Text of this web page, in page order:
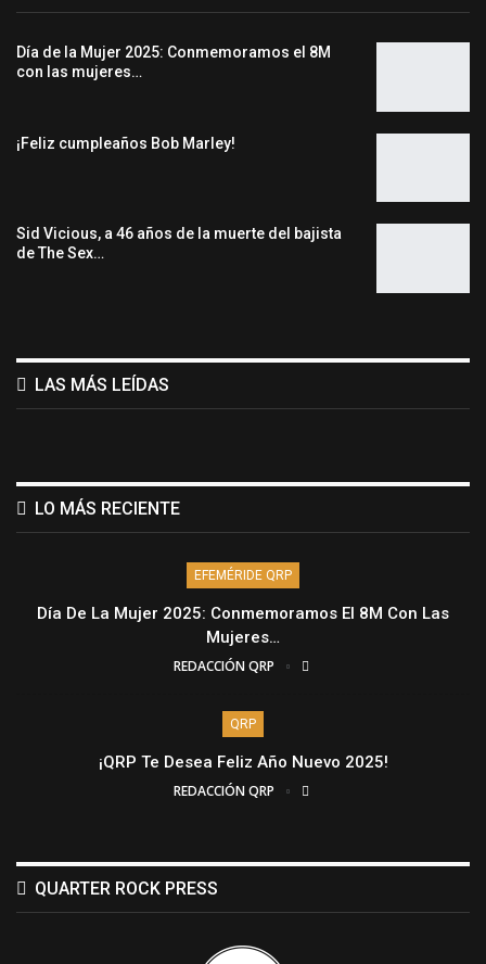
Día de la Mujer 2025: Conmemoramos el 8M
con las mujeres…
¡Feliz cumpleaños Bob Marley!
Sid Vicious, a 46 años de la muerte del bajista
de The Sex…
LAS MÁS LEÍDAS
LO MÁS RECIENTE
EFEMÉRIDE QRP
Día De La Mujer 2025: Conmemoramos El 8M Con Las
Mujeres…
REDACCIÓN QRP
QRP
¡QRP Te Desea Feliz Año Nuevo 2025!
REDACCIÓN QRP
QUARTER ROCK PRESS